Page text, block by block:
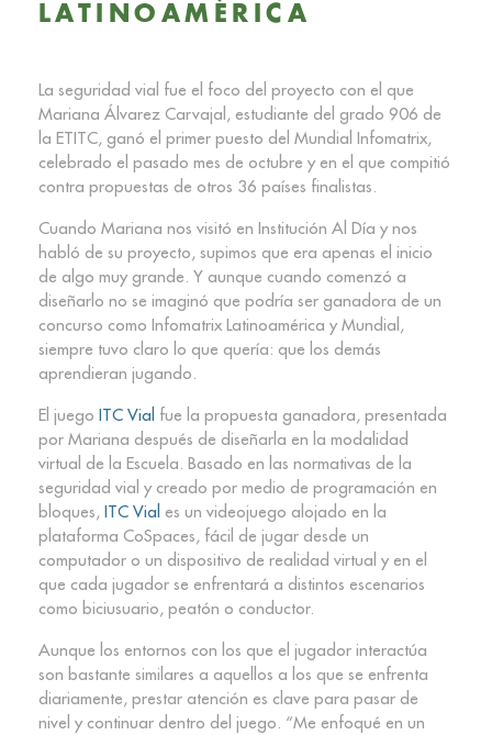
LATINOAMÉRICA
La seguridad vial fue el foco del proyecto con el que
Mariana Álvarez Carvajal, estudiante del grado 906 de
la ETITC, ganó el primer puesto del Mundial Infomatrix,
celebrado el pasado mes de octubre y en el que compitió
contra propuestas de otros 36 países finalistas.
Cuando Mariana nos visitó en Institución Al Día y nos
habló de su proyecto, supimos que era apenas el inicio
de algo muy grande. Y aunque cuando comenzó a
diseñarlo no se imaginó que podría ser ganadora de un
concurso como Infomatrix Latinoamérica y Mundial,
siempre tuvo claro lo que quería: que los demás
aprendieran jugando.
El juego ITC Vial fue la propuesta ganadora, presentada
por Mariana después de diseñarla en la modalidad
virtual de la Escuela. Basado en las normativas de la
seguridad vial y creado por medio de programación en
bloques, ITC Vial es un videojuego alojado en la
plataforma CoSpaces, fácil de jugar desde un
computador o un dispositivo de realidad virtual y en el
que cada jugador se enfrentará a distintos escenarios
como biciusuario, peatón o conductor.
Aunque los entornos con los que el jugador interactúa
son bastante similares a aquellos a los que se enfrenta
diariamente, prestar atención es clave para pasar de
nivel y continuar dentro del juego. “Me enfoqué en un